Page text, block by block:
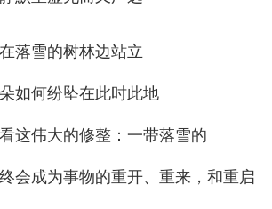
落雪的树林边站立
如何纷坠在此时此地
这伟大的修整：一带落雪的
会成为事物的重开、重来，和重启